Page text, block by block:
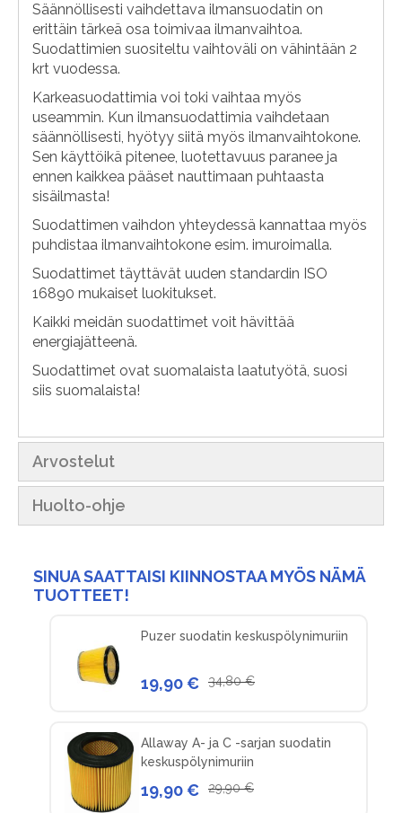
Säännöllisesti vaihdettava ilmansuodatin on
erittäin tärkeä osa toimivaa ilmanvaihtoa.
Suodattimien suositeltu vaihtoväli on vähintään 2
krt vuodessa.
Karkeasuodattimia voi toki vaihtaa myös
useammin. Kun ilmansuodattimia vaihdetaan
säännöllisesti, hyötyy siitä myös ilmanvaihtokone.
Sen käyttöikä pitenee, luotettavuus paranee ja
ennen kaikkea pääset nauttimaan puhtaasta
sisäilmasta!
Suodattimen vaihdon yhteydessä kannattaa myös
puhdistaa ilmanvaihtokone esim. imuroimalla.
Suodattimet täyttävät uuden standardin ISO
16890 mukaiset luokitukset.
Kaikki meidän suodattimet voit hävittää
energiajätteenä.
Suodattimet ovat suomalaista laatutyötä, suosi
siis suomalaista!
Arvostelut
Huolto-ohje
SINUA SAATTAISI KIINNOSTAA MYÖS NÄMÄ
TUOTTEET!
Puzer suodatin keskuspölynimuriin
19,90 € 34,80 €
Allaway A- ja C -sarjan suodatin
keskuspölynimuriin
19,90 € 29,90 €